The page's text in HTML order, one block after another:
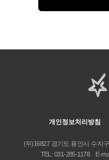
개인정보처리방침
(우)16827 경기도 용인시 수지
TEL: 031-285-1178 E-